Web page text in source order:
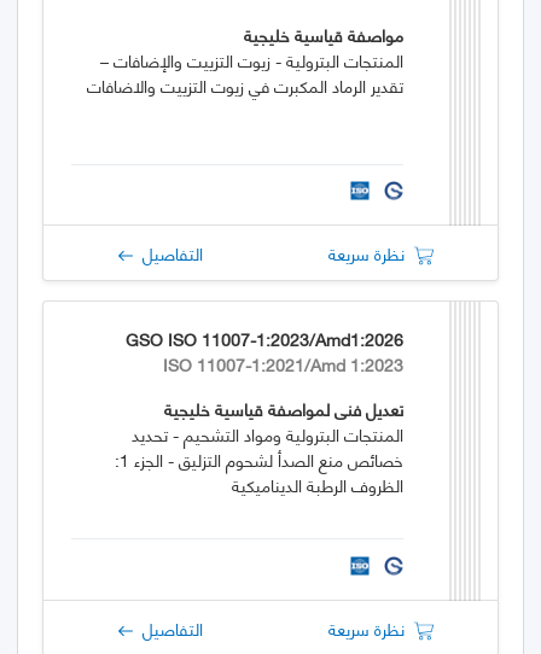
مواصفة قياسية خليجية
المنتجات البترولية - زيوت التزييت والإضافات –
تقدير الرماد المكبرت في زيوت التزييت والاضافات
نظرة سريعة التفاصيل
GSO ISO 11007-1:2023/Amd1:2026
ISO 11007-1:2021/Amd 1:2023
تعديل فني لمواصفة قياسية خليجية
المنتجات البترولية ومواد التشحيم - تحديد
خصائص منع الصدأ لشحوم التزليق - الجزء 1:
الظروف الرطبة الديناميكية
نظرة سريعة التفاصيل